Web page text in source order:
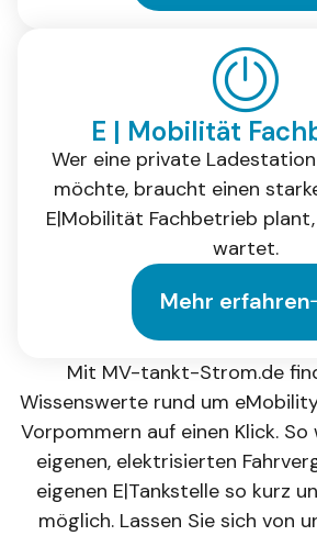
E | Mobilität
Wer eine private
möchte, braucht einen
E|Mobilität Fachbetrieb
wartet.
Mehr erfahren
Mit MV-tankt-Strom.de
Wissenswerte rund um
Vorpommern auf einen Klick. So
eigenen, elektrisierten
eigenen E|Tankstelle so kurz
möglich. Lassen Sie sich von